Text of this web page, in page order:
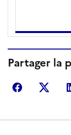
Partager la
Partager